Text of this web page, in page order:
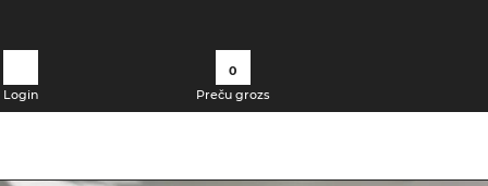
Login
0
Preču grozs